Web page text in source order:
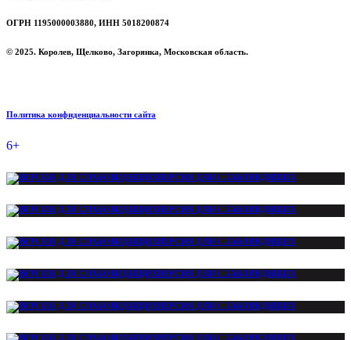
ОГРН 1195000003880, ИНН 5018200874
© 2025. Королев, Щелково, Загорянка, Московская область.
Политика конфиденциальности сайта
6+
ВЕРСИЯ ДЛЯ СЛАБОВИДЯЩИХ
ВЕРСИЯ ДЛЯ СЛАБОВИДЯЩИХ
ВЕРСИЯ ДЛЯ СЛАБОВИДЯЩИХ
ВЕРСИЯ ДЛЯ СЛАБОВИДЯЩИХ
ВЕРСИЯ ДЛЯ СЛАБОВИДЯЩИХ
ВЕРСИЯ ДЛЯ СЛАБОВИДЯЩИХ